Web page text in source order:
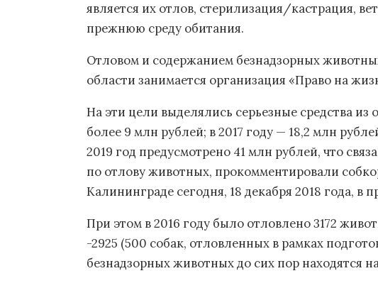
является их отлов, стерилизация/кастрация,
прежнюю среду обитания.
Отловом и содержанием безнадзорных
области занимается организация «Право на
На эти цели выделялись серьезные средства из
более 9 млн рублей; в 2017 году — 18,2 млн
2019 год предусмотрено 41 млн рублей, что
по отлову животных, прокомментировали
Калининграде сегодня, 18 декабря 2018 года, в
При этом в 2016 году было отловлено 3172
-2925 (500 собак, отловленных в рамках
безнадзорных животных до сих пор находятся